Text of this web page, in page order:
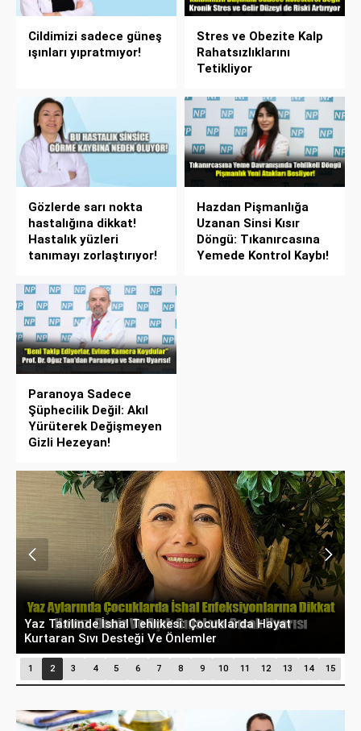
Cildimizi sadece güneş
ışınları yıpratmıyor!
Stres ve Obezite Kalp
Rahatsızlıklarını
Tetikliyor
Gözlerde sarı nokta
hastalığına dikkat!
Hastalık yüzleri
tanımayı zorlaştırıyor!
Hazdan Pişmanlığa
Uzanan Sinsi Kısır
Döngü: Tıkanırcasına
Yemede Kontrol Kaybı!
Paranoya Sadece
Şüphecilik Değil: Akıl
Yürüterek Değişmeyen
Gizli Hezeyan!
Yaz Tatilinde İshal Tehlikesi: Çocuklarda Hayat
Kurtaran Sıvı Desteği Ve Önlemler
1 2 3 4 5 6 7 8 9 10 11 12 13 14 15